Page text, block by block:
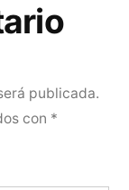
publicada.
con *